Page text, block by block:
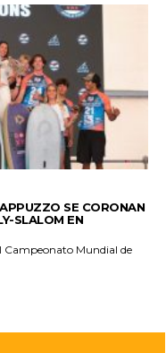
SE CORONAN
SLALOM EN
Campeonato Mundial de